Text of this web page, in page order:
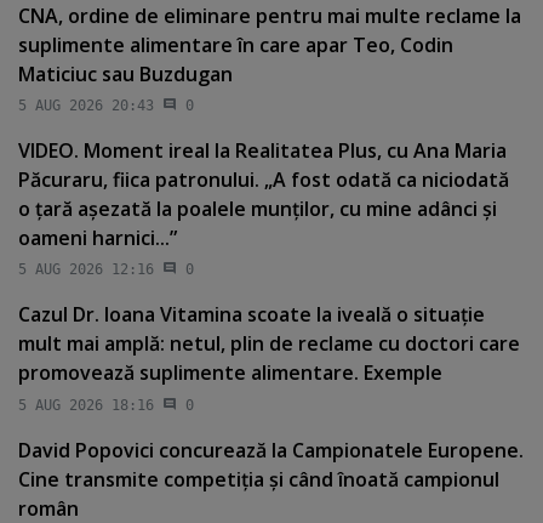
CNA, ordine de eliminare pentru mai multe reclame la
suplimente alimentare în care apar Teo, Codin
Maticiuc sau Buzdugan
5 AUG 2026 20:43 0
VIDEO. Moment ireal la Realitatea Plus, cu Ana Maria
Păcuraru, fiica patronului. „A fost odată ca niciodată
o ţară aşezată la poalele munţilor, cu mine adânci şi
oameni harnici...”
5 AUG 2026 12:16 0
Cazul Dr. Ioana Vitamina scoate la iveală o situaţie
mult mai amplă: netul, plin de reclame cu doctori care
promovează suplimente alimentare. Exemple
5 AUG 2026 18:16 0
David Popovici concurează la Campionatele Europene.
Cine transmite competiţia şi când înoată campionul
român